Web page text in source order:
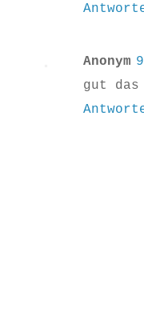
Anonym
gut